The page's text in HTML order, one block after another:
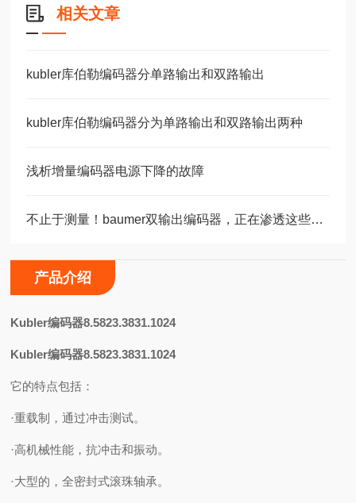
相关文章
kubler库伯勒编码器分单路输出和双路输出
kubler库伯勒编码器分为单路输出和双路输出两种
浅析增量编码器电源下降的故障
不止于测量！baumer双输出编码器，正在渗透这些关键领域
产品介绍
Kubler编码器8.5823.3831.1024
Kubler编码器8.5823.3831.1024
它的特点包括：
·重载制，通过冲击测试。
·高机械性能，抗冲击和振动。
·大型的，全密封式滚珠轴承。